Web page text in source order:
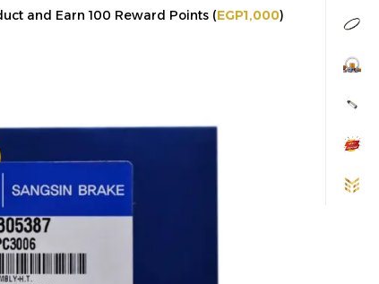
and Earn 100 Reward Points (EGP1,000)